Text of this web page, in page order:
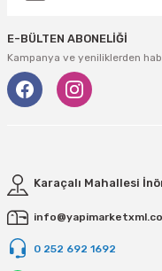
E-BÜLTEN ABONELİĞİ
Kampanya ve yeniliklerden
Karaçalı Mahallesi
0 252 692 1692